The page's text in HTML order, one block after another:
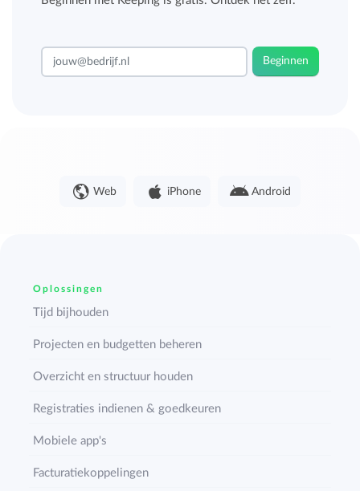
Beginnen
Web iPhone Android
Oplossingen
Tijd bijhouden
Projecten en budgetten beheren
Overzicht en structuur houden
Registraties indienen & goedkeuren
Mobiele app's
Facturatiekoppelingen